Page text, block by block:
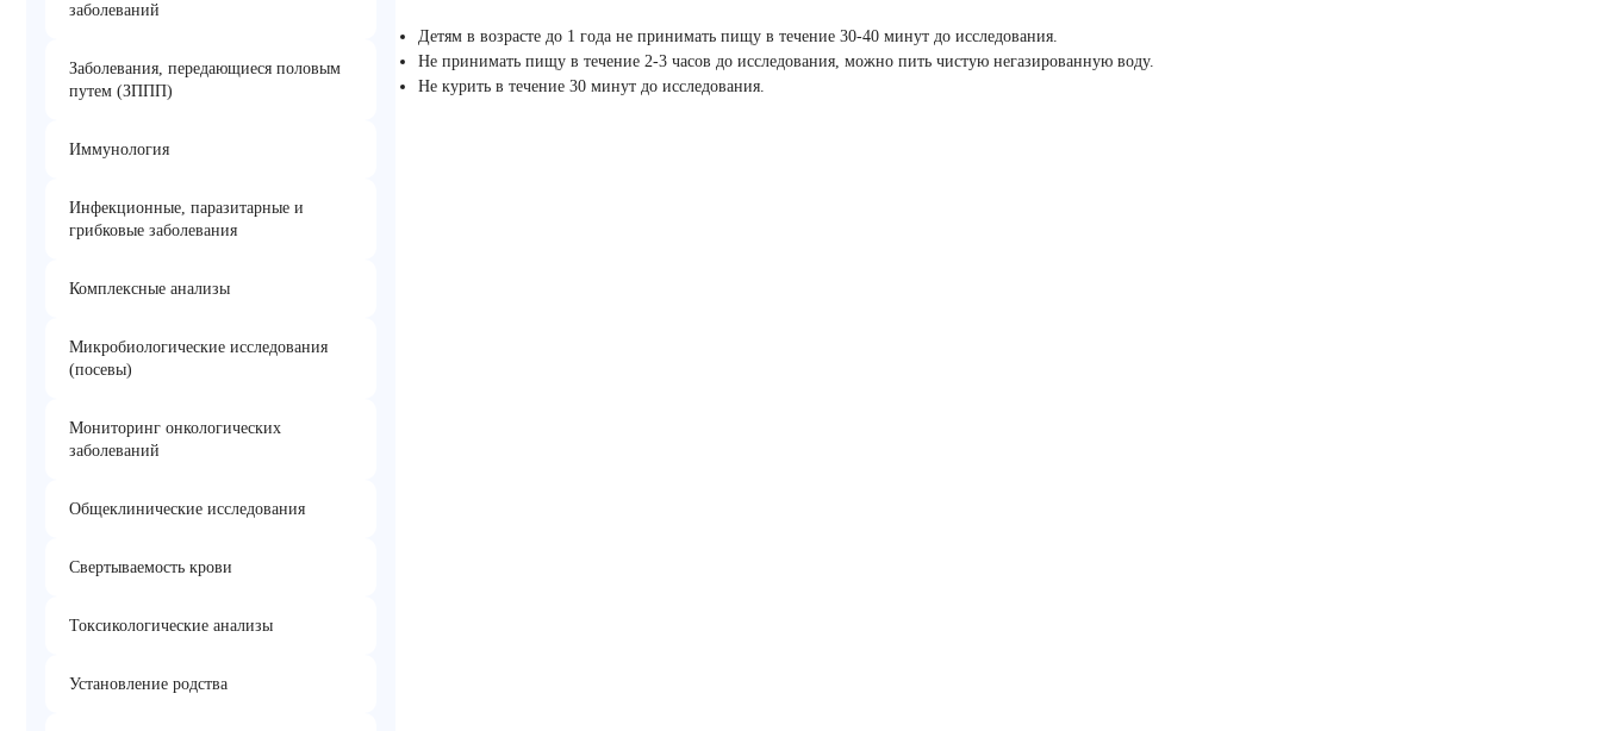
заболеваний
Заболевания, передающиеся половым
путем (ЗППП)
Иммунология
Инфекционные, паразитарные и
грибковые заболевания
Комплексные анализы
Микробиологические исследования
(посевы)
Мониторинг онкологических
заболеваний
Общеклинические исследования
Свертываемость крови
Токсикологические анализы
Установление родства
Детям в возрасте до 1 года не принимать пищу в течение 30-40 минут до исследования.
Не принимать пищу в течение 2-3 часов до исследования, можно пить чистую негазированную воду.
Не курить в течение 30 минут до исследования.